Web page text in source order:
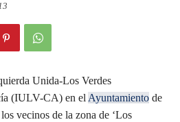
Unida-Los Verdes
(IULV-CA) en elAyuntamiento de
vecinos de la zona de ‘Los